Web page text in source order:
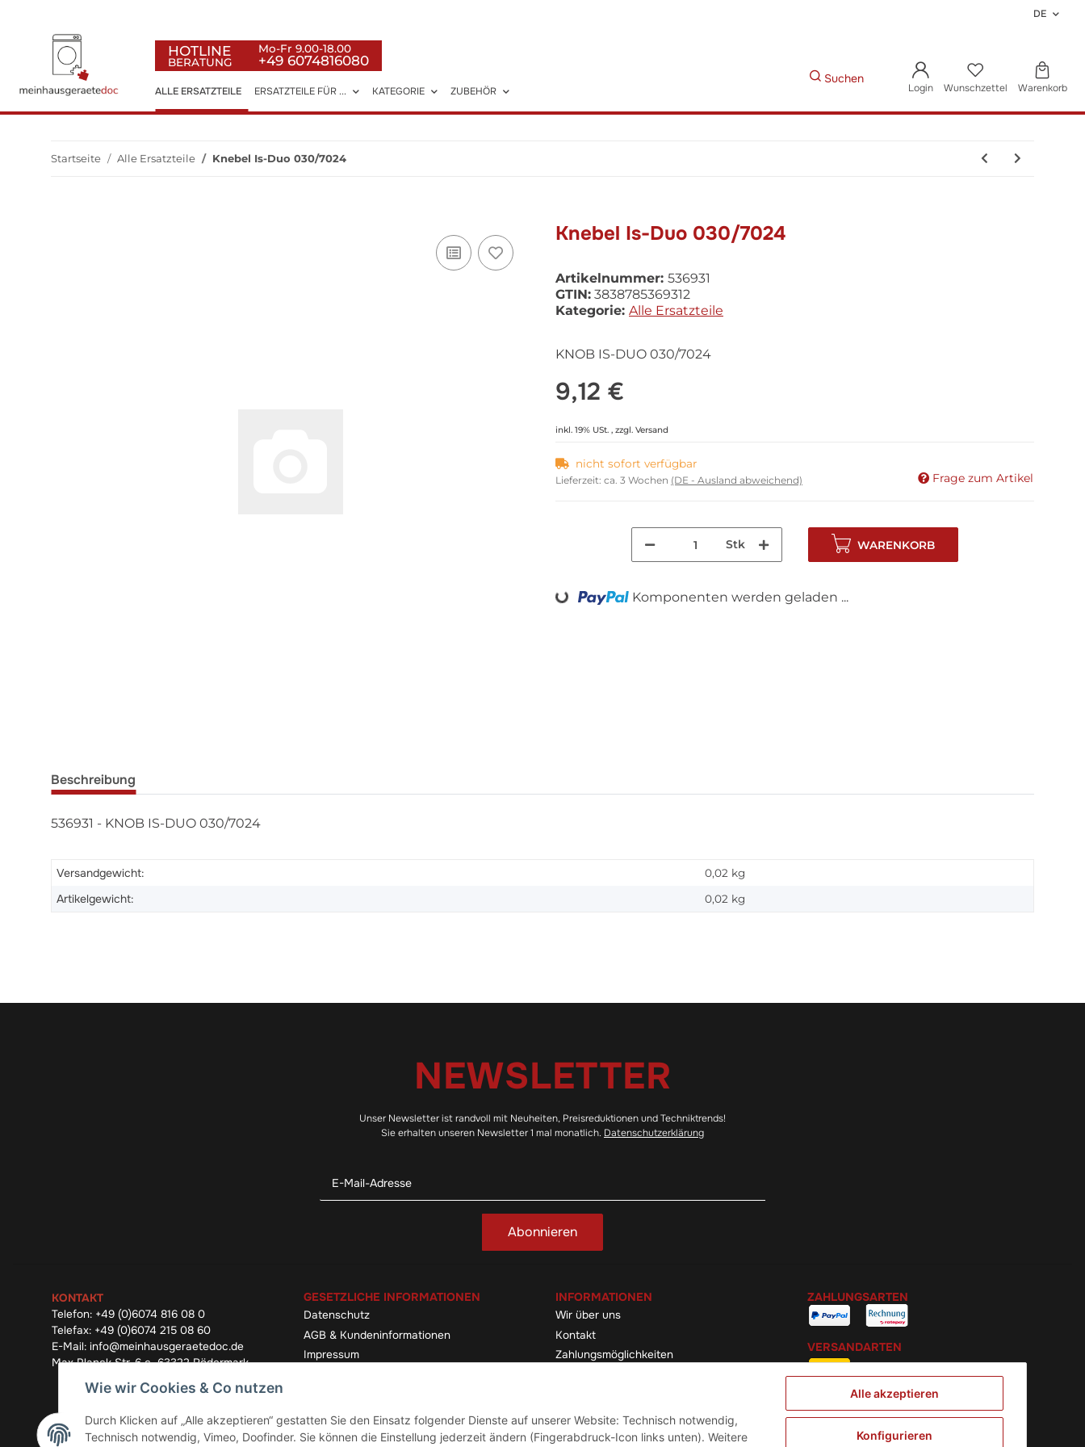
DE
Suchen
Login Wunschzettel Warenkorb
HOTLINE
BERATUNG
Mo-Fr 9.00-18.00
+49 6074816080
ALLE ERSATZTEILE ERSATZTEILE FÜR ... KATEGORIE ZUBEHÖR
Startseite Alle Ersatzteile Knebel Is-Duo 030/7024
Knebel Is-Duo 030/7024
Artikelnummer: 536931
GTIN: 3838785369312
Kategorie: Alle Ersatzteile
KNOB IS-DUO 030/7024
9,12 €
inkl. 19% USt. , zzgl. Versand
nicht sofort verfügbar
Lieferzeit: ca. 3 Wochen (DE - Ausland abweichend) Frage zum Artikel
Stk WARENKORB
Loading... Komponenten werden geladen ...
Beschreibung
536931 - KNOB IS-DUO 030/7024
Versandgewicht: 0,02 kg
Artikelgewicht: 0,02 kg
NEWSLETTER
Unser Newsletter ist randvoll mit Neuheiten, Preisreduktionen und Techniktrends!
Sie erhalten unseren Newsletter 1 mal monatlich. Datenschutzerklärung
Abonnieren
KONTAKT
Telefon: +49 (0)6074 816 08 0
Telefax: +49 (0)6074 215 08 60
E-Mail: info@meinhausgeraetedoc.de
Max Planck Str. 6 c, 63322 Rödermark
GESETZLICHE INFORMATIONEN
Datenschutz
AGB & Kundeninformationen
Impressum
INFORMATIONEN
Wir über uns
Kontakt
Zahlungsmöglichkeiten
ZAHLUNGSARTEN
VERSANDARTEN
Vertrag widerrufen
Wie wir Cookies & Co nutzen
Durch Klicken auf „Alle akzeptieren“ gestatten Sie den Einsatz folgender Dienste auf unserer Website: Technisch notwendig,
Technisch notwendig, Vimeo, Doofinder. Sie können die Einstellung jederzeit ändern (Fingerabdruck-Icon links unten). Weitere
Alle akzeptieren
Konfigurieren